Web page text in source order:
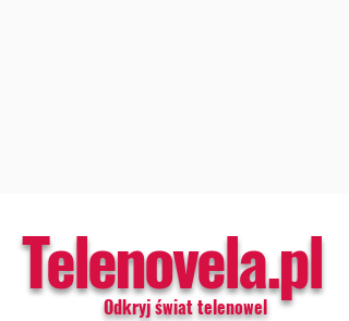
Telenovela.pl
Odkryj świat telenowel